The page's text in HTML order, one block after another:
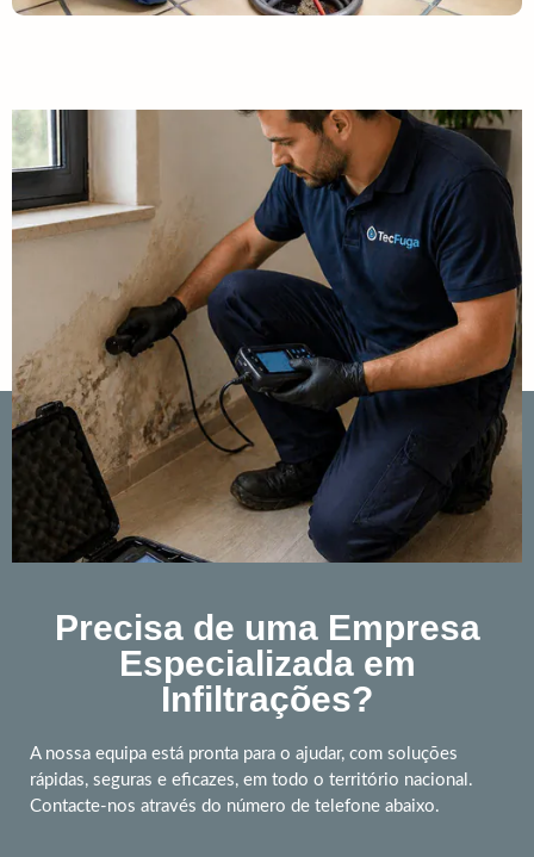
Precisa de uma Empresa
Especializada em
Infiltrações?
A nossa equipa está pronta para o ajudar, com soluções
rápidas, seguras e eficazes, em todo o território nacional.
Contacte-nos através do número de telefone abaixo.